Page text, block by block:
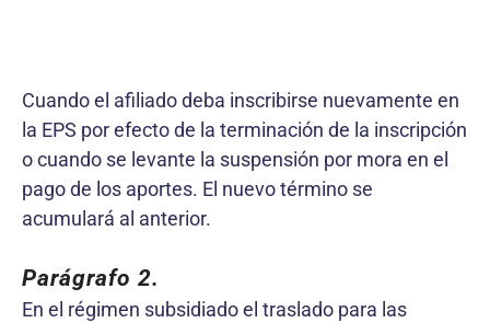
Cuando el afiliado deba inscribirse nuevamente en
la EPS por efecto de la terminación de la inscripción
o cuando se levante la suspensión por mora en el
pago de los aportes. El nuevo término se
acumulará al anterior.
Parágrafo 2.
En el régimen subsidiado el traslado para las